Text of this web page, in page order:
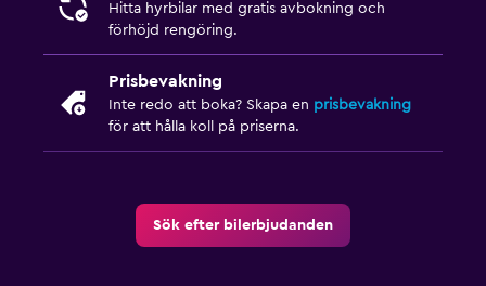
Hitta hyrbilar med gratis avbokning och
förhöjd rengöring.
Prisbevakning
Inte redo att boka? Skapa en prisbevakning
för att hålla koll på priserna.
Sök efter bilerbjudanden